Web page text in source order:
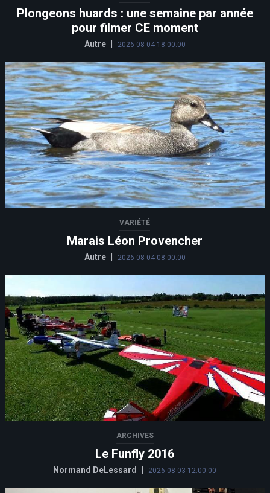
Plongeons huards : une semaine par année
pour filmer CE moment
Autre 2026-08-04 18:00:00
VARIÉTÉ
Marais Léon Provencher
Autre 2026-08-04 08:00:00
ARCHIVES
Le Funfly 2016
Normand DeLessard 2026-08-03 12:00:00